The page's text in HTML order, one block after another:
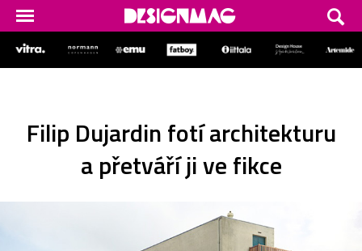
Filip Dujardin fotí architekturu
a přetváří ji ve fikce